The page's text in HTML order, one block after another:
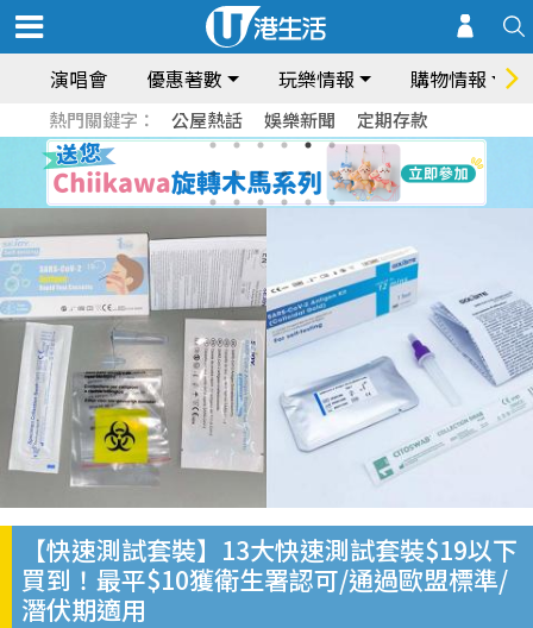
演唱會 優惠著數 玩樂情報 購物情報
熱門關鍵字： 公屋熱話 娛樂新聞 定期存款
【快速測試套裝】13大快速測試套裝$19以下
買到！最平$10獲衛生署認可/通過歐盟標準/
潛伏期適用